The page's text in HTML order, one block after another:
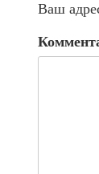
Ваш